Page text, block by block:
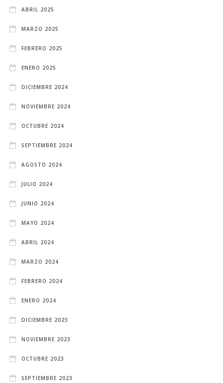
ABRIL 2025
MARZO 2025
FEBRERO 2025
ENERO 2025
DICIEMBRE 2024
NOVIEMBRE 2024
OCTUBRE 2024
SEPTIEMBRE 2024
AGOSTO 2024
JULIO 2024
JUNIO 2024
MAYO 2024
ABRIL 2024
MARZO 2024
FEBRERO 2024
ENERO 2024
DICIEMBRE 2023
NOVIEMBRE 2023
OCTUBRE 2023
SEPTIEMBRE 2023